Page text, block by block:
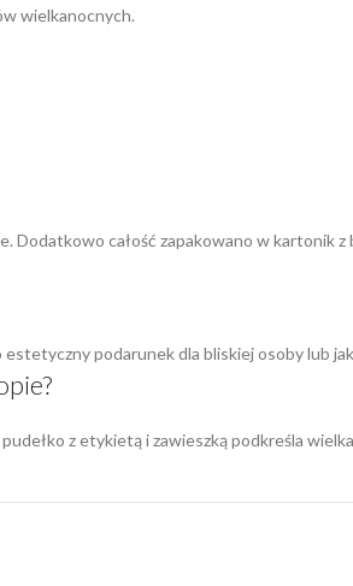
wielkanocnych.
całość zapakowano w kartonik
podarunek dla bliskiej osoby lub
z etykietą i zawieszką podkreśla